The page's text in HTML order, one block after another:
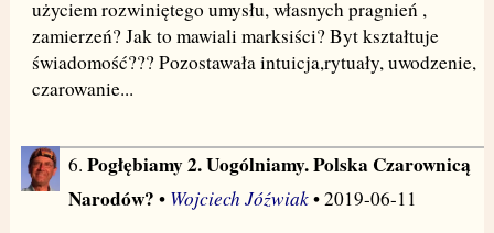
użyciem rozwiniętego umysłu, własnych pragnień ,
zamierzeń? Jak to mawiali marksiści? Byt kształtuje
świadomość??? Pozostawała intuicja,rytuały, uwodzenie,
czarowanie...
6. Pogłębiamy 2. Uogólniamy. Polska Czarownicą
Narodów? • Wojciech Jóźwiak• 2019-06-11